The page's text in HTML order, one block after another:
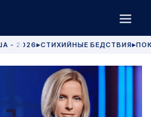
- 2026 ▶СТИХИЙНЫЕ БЕДСТВИЯ▶